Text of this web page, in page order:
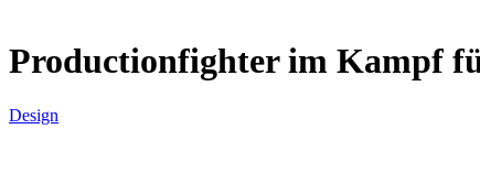
Productionfighter im Kampf
Design